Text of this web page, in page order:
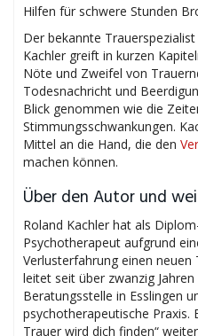
Hilfen für schwere Stunden
Der bekannte
Kachler greift in kurzen
Nöte und Zweifel von
Todesnachricht und
Blick genommen wie die
Stimmungsschwankungen.
Mittel an die Hand, die den
machen können.
Über den Autor und
Roland Kachler hat als
Psychotherapeut aufgrund
Verlusterfahrung einen
leitet seit über zwanzig
Beratungsstelle in Esslingen
psychotherapeutische Praxis.
Trauer wird dich finden“